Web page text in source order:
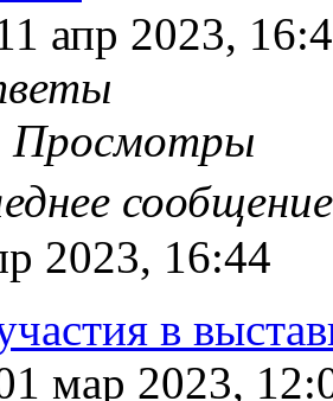
апр 2023,
Просмотры
2023, 16:44
в
мар 2023,